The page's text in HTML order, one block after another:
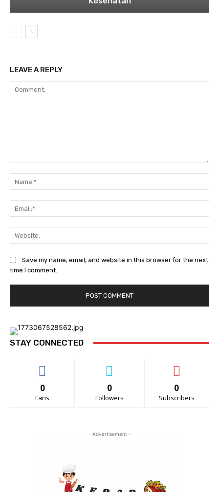
LEAVE A REPLY
Save my name, email, and website in this browser for the next
time I comment.
STAY CONNECTED
0
Fans
0
Followers
0
Subscribers
- Advertisement -